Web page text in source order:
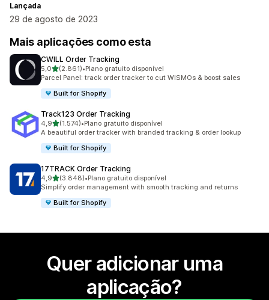
Lançada
29 de agosto de 2023
Mais aplicações como esta
CWILL Order Tracking
5,0de 5 estrelas
(2.861)
2861 total de avaliações
•Plano gratuito disponível
Parcel Panel: track order tracker to cut WISMOs & boost sales
Built for Shopify
Track123 Order Tracking
4,9de 5 estrelas
(1.574)
1574 total de avaliações
•Plano gratuito disponível
A beautiful order tracker with branded tracking & order lookup
Built for Shopify
17TRACK Order Tracking
4,9de 5 estrelas
(3.848)
3848 total de avaliações
•Plano gratuito disponível
Simplify order management with smooth tracking and returns
Built for Shopify
Quer adicionar uma
aplicação?